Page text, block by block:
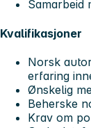
Samarbeid
Kvalifikasjoner
Norsk
erfaring
Ønskelig
Beherske
Krav om